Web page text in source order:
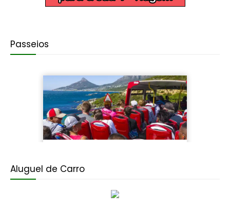
Passeios
Aluguel de Carro